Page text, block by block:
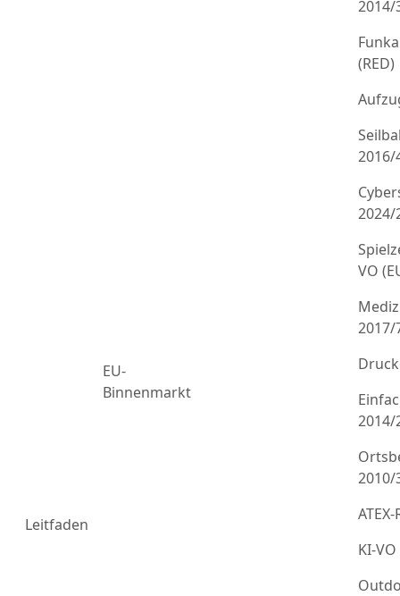
Leitfaden
EU-
Binnenmarkt
2014/
(RED)
2016/
2024/
VO
2017/
2014/
2010/
KI-